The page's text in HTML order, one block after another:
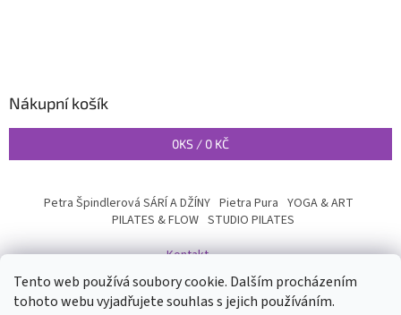
Tento web používá soubory cookie. Dalším procházením
tohoto webu vyjadřujete souhlas s jejich používáním.
Nákupní košík
0KS / 0 KČ
Petra Špindlerová SÁRÍ A DŽÍNY Pietra Pura YOGA & ART
PILATES & FLOW STUDIO PILATES
Kontakt